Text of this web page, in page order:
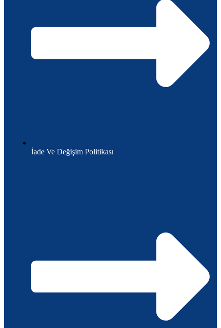
İade Ve Değişim Politikası